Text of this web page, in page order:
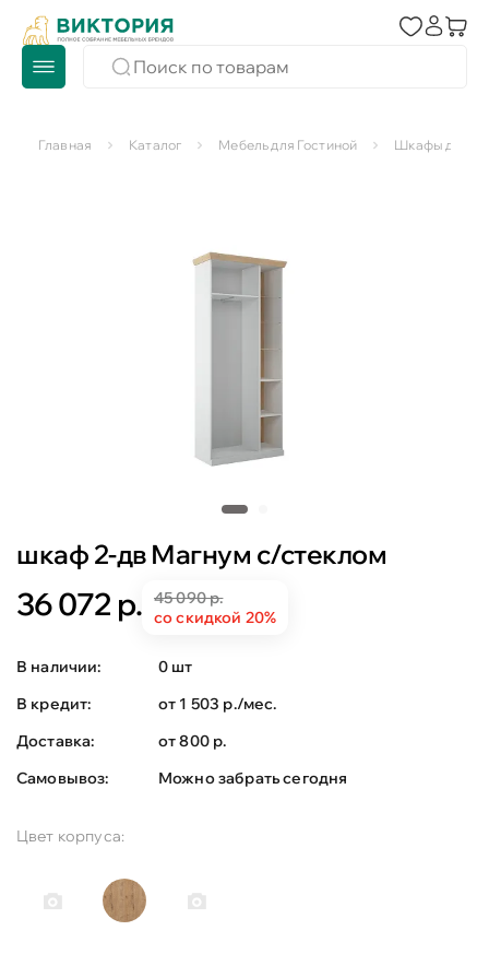
Главная Каталог Мебель для Гостиной Шкафы для
шкаф 2-дв Магнум с/стеклом
36 072 р.
45 090 р.
со скидкой 20%
В наличии:
0 шт
В кредит:
от 1 503 р./мес.
Доставка:
от 800 р.
Самовывоз:
Можно забрать сегодня
Цвет корпуса: